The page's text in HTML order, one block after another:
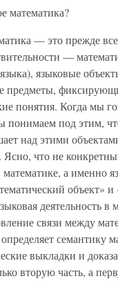
математика?
— это прежде
—
языковые
предметы,
понятия. Когда мы
под этим,
над этими
Ясно, что не
математике, а именно
объект» и
деятельность в
связи между
определяет семантику
выкладки и
вторую часть, а